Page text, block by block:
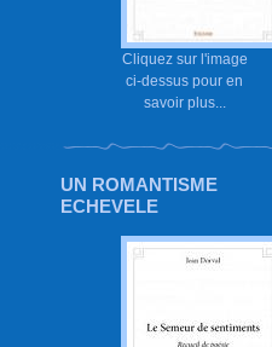
Cliquez sur l'image
ci-dessus pour en
savoir plus...
UN ROMANTISME
ECHEVELE